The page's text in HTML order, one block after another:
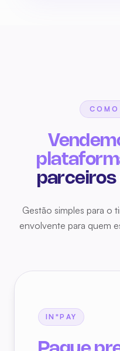
Gestão simples para o
envolvente para quem
IN*PAY